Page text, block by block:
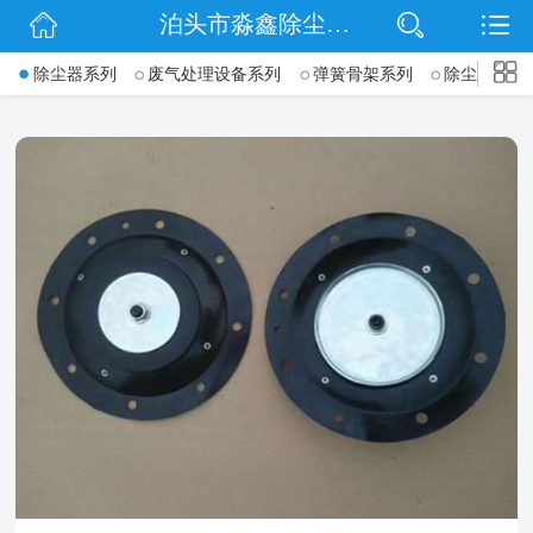
网站首页
产品展示
联系我们
泊头市淼鑫除尘配件销售处
除尘器系列 废气处理设备系列 弹簧骨架系列 除尘骨架(